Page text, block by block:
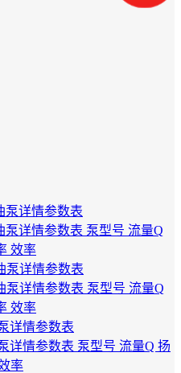
泵详情参数表
泵详情参数表 泵型号 流量Q
效率
泵详情参数表
泵详情参数表 泵型号 流量Q
效率
详情参数表
详情参数表 泵型号 流量Q 扬
率